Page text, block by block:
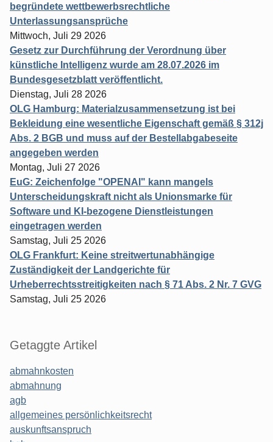
begründete wettbewerbsrechtliche
Unterlassungsansprüche
Mittwoch, Juli 29 2026
Gesetz zur Durchführung der Verordnung über
künstliche Intelligenz wurde am 28.07.2026 im
Bundesgesetzblatt veröffentlicht.
Dienstag, Juli 28 2026
OLG Hamburg: Materialzusammensetzung ist bei
Bekleidung eine wesentliche Eigenschaft gemäß § 312j
Abs. 2 BGB und muss auf der Bestellabgabeseite
angegeben werden
Montag, Juli 27 2026
EuG: Zeichenfolge "OPENAI" kann mangels
Unterscheidungskraft nicht als Unionsmarke für
Software und KI-bezogene Dienstleistungen
eingetragen werden
Samstag, Juli 25 2026
OLG Frankfurt: Keine streitwertunabhängige
Zuständigkeit der Landgerichte für
Urheberrechtsstreitigkeiten nach § 71 Abs. 2 Nr. 7 GVG
Samstag, Juli 25 2026
Getaggte Artikel
abmahnkosten
abmahnung
agb
allgemeines persönlichkeitsrecht
auskunftsanspruch